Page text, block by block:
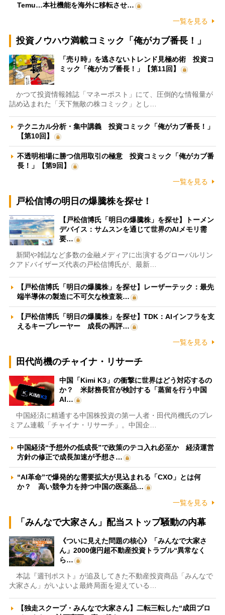
Temu…本社機能を海外に移転させ…
一覧を見る
投資ノウハウ満載コミック「俺がカブ番長！」
「売り時」を逃さないトレンド見極め術 投資コ
ミック「俺がカブ番長！」【第11回】
かつて投資情報雑誌「マネーポスト」にて、圧倒的な情報量が
詰め込まれた「天下無敵の株コミック」とし…
テクニカル分析・集中講義 投資コミック「俺がカブ番長！」
【第10回】
不透明相場に勝つ信用取引の極意 投資コミック「俺がカブ番
長！」【第9回】
一覧を見る
戸松信博の明日の爆騰株を探せ！
【戸松信博氏「明日の爆騰株」を探せ】トーメン
デバイス：サムスンを通じて世界のAIメモリ需
要…
新聞や雑誌など多数の金融メディアに出演するグローバルリン
クアドバイザーズ代表の戸松信博氏が、最新…
【戸松信博氏「明日の爆騰株」を探せ】レーザーテック：最先
端半導体の製造に不可欠な検査装…
【戸松信博氏「明日の爆騰株」を探せ】TDK：AIインフラを支
えるキープレーヤー 成長の再評…
一覧を見る
田代尚機のチャイナ・リサーチ
中国「Kimi K3」の衝撃に世界はどう対応するの
か？ 米財務長官が検討する「蒸留を行う中国
AI…
中国経済に精通する中国株投資の第一人者・田代尚機氏のプレ
ミアム連載「チャイナ・リサーチ」。中国企…
中国経済“予想外の低成長”で政策のテコ入れ必至か 経済運営
方針の修正で成長加速が予想さ…
“AI革命”で爆発的な需要拡大が見込まれる「CXO」とは何
か？ 高い競争力を持つ中国の医薬品…
一覧を見る
「みんなで大家さん」配当ストップ騒動の内幕
《ついに見えた問題の核心》「みんなで大家さ
ん」2000億円超不動産投資トラブル“異常なく
ら…
本誌『週刊ポスト』が追及してきた不動産投資商品「みんなで
大家さん」がいよいよ最終局面を迎えている…
【独走スクープ・みんなで大家さん】二転三転した“成田プロ